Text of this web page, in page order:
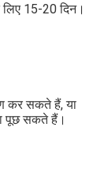
15-20 दिन।
कर सकते हैं, या
पूछ सकते हैं।